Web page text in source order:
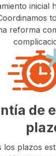
inicial
reforma
de
los plazos